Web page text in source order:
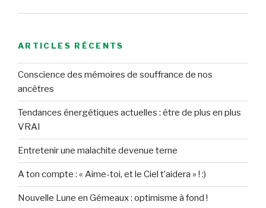
ARTICLES RÉCENTS
Conscience des mémoires de souffrance de nos
ancêtres
Tendances énergétiques actuelles : être de plus en plus
VRAI
Entretenir une malachite devenue terne
A ton compte : « Aime-toi, et le Ciel t’aidera » ! :)
Nouvelle Lune en Gémeaux : optimisme à fond !